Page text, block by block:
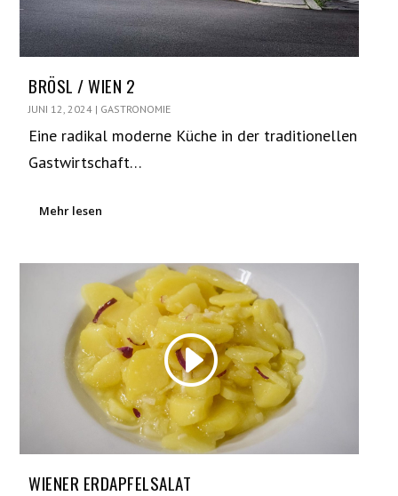
BRÖSL / WIEN 2
JUNI 12, 2024 | GASTRONOMIE
Eine radikal moderne Küche in der traditionellen
Gastwirtschaft…
Mehr lesen
WIENER ERDAPFELSALAT